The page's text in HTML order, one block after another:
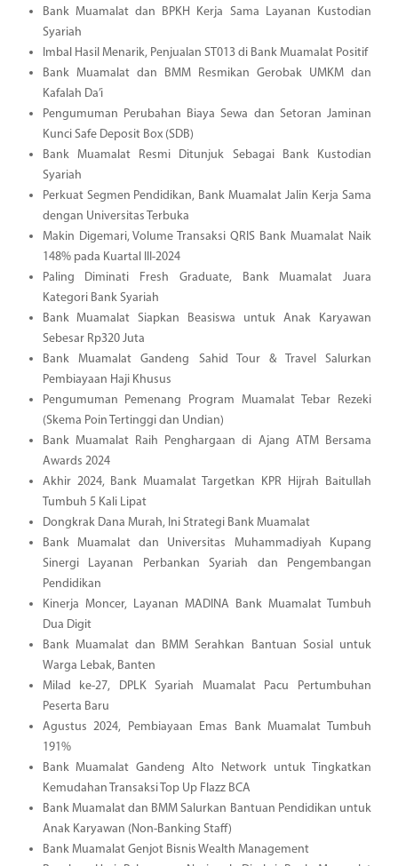
Bank Muamalat dan BPKH Kerja Sama Layanan Kustodian
Syariah
Imbal Hasil Menarik, Penjualan ST013 di Bank Muamalat Positif
Bank Muamalat dan BMM Resmikan Gerobak UMKM dan
Kafalah Da’i
Pengumuman Perubahan Biaya Sewa dan Setoran Jaminan
Kunci Safe Deposit Box (SDB)
Bank Muamalat Resmi Ditunjuk Sebagai Bank Kustodian
Syariah
Perkuat Segmen Pendidikan, Bank Muamalat Jalin Kerja Sama
dengan Universitas Terbuka
Makin Digemari, Volume Transaksi QRIS Bank Muamalat Naik
148% pada Kuartal III-2024
Paling Diminati Fresh Graduate, Bank Muamalat Juara
Kategori Bank Syariah
Bank Muamalat Siapkan Beasiswa untuk Anak Karyawan
Sebesar Rp320 Juta
Bank Muamalat Gandeng Sahid Tour & Travel Salurkan
Pembiayaan Haji Khusus
Pengumuman Pemenang Program Muamalat Tebar Rezeki
(Skema Poin Tertinggi dan Undian)
Bank Muamalat Raih Penghargaan di Ajang ATM Bersama
Awards 2024
Akhir 2024, Bank Muamalat Targetkan KPR Hijrah Baitullah
Tumbuh 5 Kali Lipat
Dongkrak Dana Murah, Ini Strategi Bank Muamalat
Bank Muamalat dan Universitas Muhammadiyah Kupang
Sinergi Layanan Perbankan Syariah dan Pengembangan
Pendidikan
Kinerja Moncer, Layanan MADINA Bank Muamalat Tumbuh
Dua Digit
Bank Muamalat dan BMM Serahkan Bantuan Sosial untuk
Warga Lebak, Banten
Milad ke-27, DPLK Syariah Muamalat Pacu Pertumbuhan
Peserta Baru
Agustus 2024, Pembiayaan Emas Bank Muamalat Tumbuh
191%
Bank Muamalat Gandeng Alto Network untuk Tingkatkan
Kemudahan Transaksi Top Up Flazz BCA
Bank Muamalat dan BMM Salurkan Bantuan Pendidikan untuk
Anak Karyawan (Non-Banking Staff)
Bank Muamalat Genjot Bisnis Wealth Management